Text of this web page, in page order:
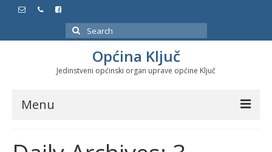
Search
for:
Općina Ključ
Jedinstveni općinski organ uprave općine Ključ
Menu